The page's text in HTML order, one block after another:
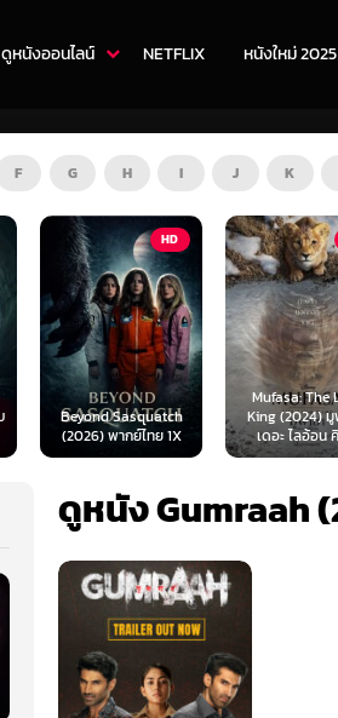
ดูหนังออนไลน์ NETFLIX หนังใหม่ 2025
F G H I J K
HD
Mufasa: The Lion
King (2024) มูฟาซา
เดอะ ไลอ้อน คิง...
Obsession
สาปรักคลั่งห
ดูหนัง Gumraah